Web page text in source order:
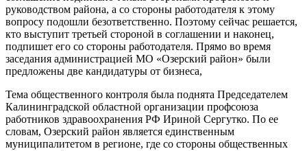
руководством района, а со стороны работодателя к этому
вопросу подошли безответственно. Поэтому сейчас решается,
кто выступит третьей стороной в соглашении и наконец,
подпишет его со стороны работодателя. Прямо во время
заседания администрацией МО «Озерский район» были
предложены две кандидатуры от бизнеса,
Тема общественного контроля была поднята Председателем
Калининградской областной организации профсоюза
работников здравоохранения РФ Ириной Сергутко. По ее
словам, Озерский район является единственным
муниципалитетом в регионе, где со стороны общественных